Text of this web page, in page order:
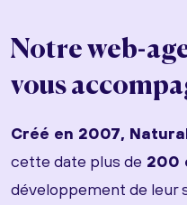
Notre web-
vous
Créé en 2007,
cette date plus de 200
développement de leur